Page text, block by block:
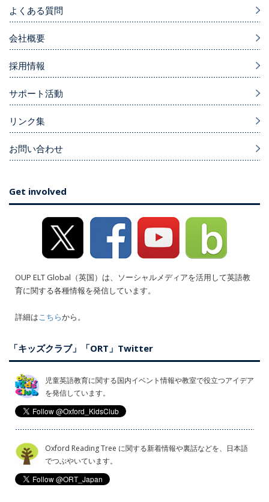
よくある質問
会社概要
採用情報
サポート活動
リンク集
お問い合わせ
Get involved
OUP ELT Global（英国）は、ソーシャルメディアを活用して英語教
育に関する各種情報を発信しています。
詳細はこちらから。
「キッズクラブ」「ORT」Twitter
児童英語教育に関する国内イベント情報や教室で役立つアイデア
を発信しています。
Oxford Reading Tree に関する新着情報や裏話などを、日本語
でつぶやいています。